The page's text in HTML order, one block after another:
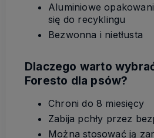
Aluminiowe
się do recyklingu
Bezwonna i nietłusta
Dlaczego warto
Foresto dla psów?
Chroni do 8 miesięcy
Zabija pchły przez
Można stosować ją